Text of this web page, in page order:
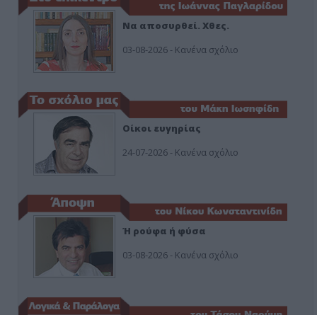
Να αποσυρθεί. Χθες.
03-08-2026 - Κανένα σχόλιο
Οίκοι ευγηρίας
24-07-2026 - Κανένα σχόλιο
Ή ρούφα ή φύσα
03-08-2026 - Κανένα σχόλιο